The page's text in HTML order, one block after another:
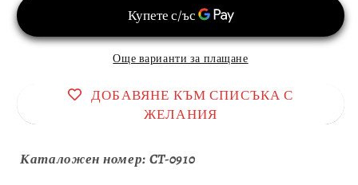
стъкло
Още варианти за плащане
ДОБАВЯНЕ КЪМ СПИСЪКА С
ЖЕЛАНИЯ
Каталожен номер: CT-0910